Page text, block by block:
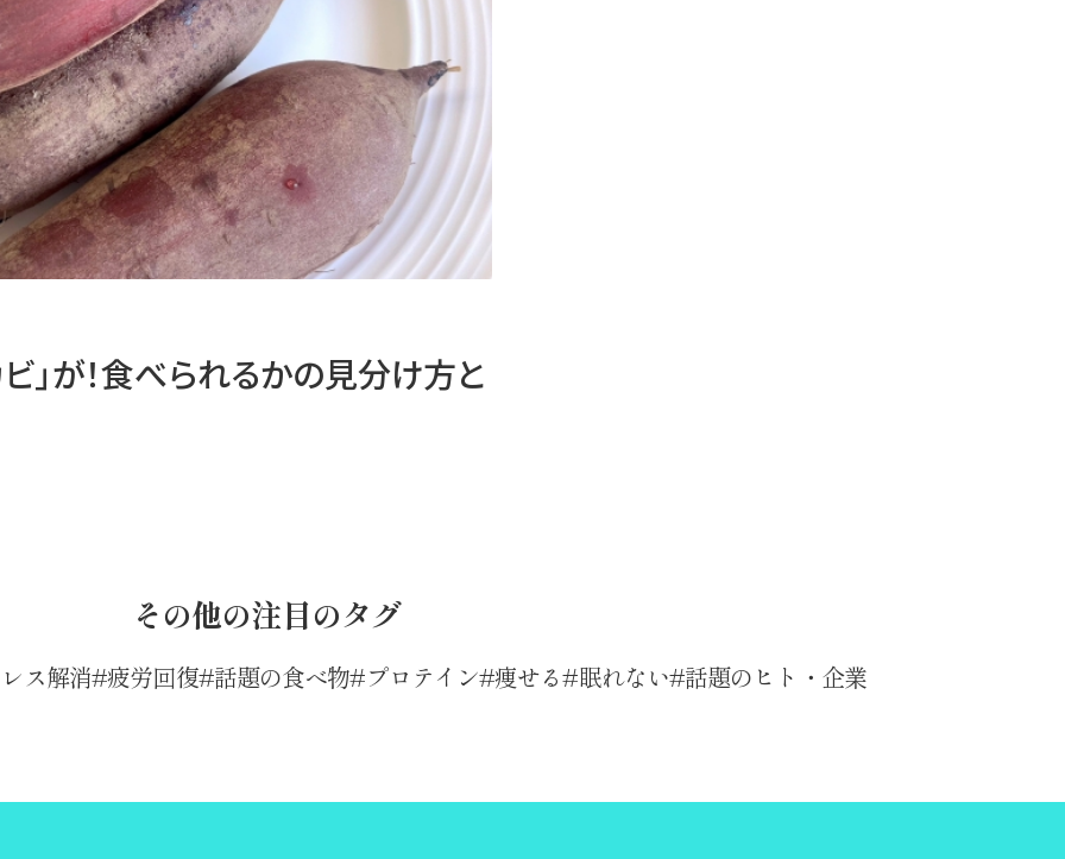
ビ」が！食べられるかの見分け方と
その他の注目のタグ
ス解消 疲労回復 話題の食べ物 プロテイン 痩せる 眠れない 話題のヒト・企業